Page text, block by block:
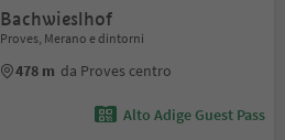
Bachwieslhof
Proves, Merano e dintorni
478 m da Proves centro
Alto Adige Guest Pass